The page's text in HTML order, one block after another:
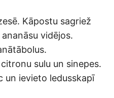
Kāpostu sagriež
vidējos.
sulu un sinepes.
un ievieto ledusskapī